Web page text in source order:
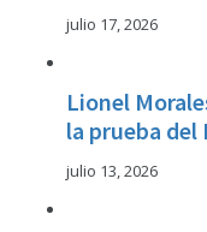
julio 17, 2026
Lionel
la prueba del
julio 13, 2026